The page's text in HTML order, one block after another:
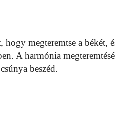
megteremtse a békét,
A harmónia
beszéd.